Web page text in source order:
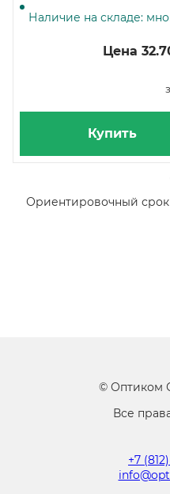
оцинкованные, 50 штук в
упаковке
Наличие на складе:
Цена
Купить
Ориентировочный срок
© Оптиком
Все
+7